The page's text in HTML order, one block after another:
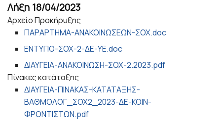
Λήξη 18/04/2023
Αρχείο Προκήρυξης
ΠΑΡΑΡΤΗΜΑ-ΑΝΑΚΟΙΝΩΣΕΩΝ-ΣΟΧ.doc
ΕΝΤΥΠΟ-ΣΟΧ-2-ΔΕ-ΥΕ.doc
ΔΙΑΥΓΕΙΑ-ΑΝΑΚΟΙΝΩΣΗ-ΣΟΧ-2.2023.pdf
Πίνακες κατάταξης
ΔΙΑΥΓΕΙΑ-ΠΙΝΑΚΑΣ-ΚΑΤΑΤΑΞΗΣ-
ΒΑΘΜΟΛΟΓ_ΣΟΧ2_2023-ΔΕ-ΚΟΙΝ-
ΦΡΟΝΤΙΣΤΩΝ.pdf